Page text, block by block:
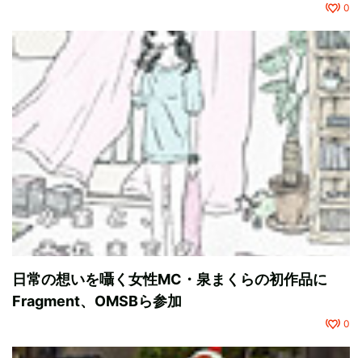
0
日常の想いを囁く女性MC・泉まくらの初作品に
Fragment、OMSBら参加
0